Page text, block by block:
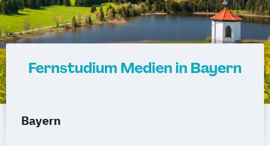
Weiterbildung IT Sicherheit Management
Wirtschaftsinformatik
Wirtschaftsingenieurwesen
Wirtschaftsingenieurwesen
Baumanagement
Wirtschaftsingenieurwesen Erneuerbare
Fernstudium Medien in Bayern
Bayern